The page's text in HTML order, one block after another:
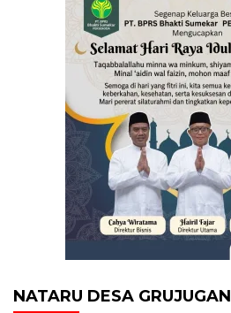
NATARU DESA GRUJUGAN